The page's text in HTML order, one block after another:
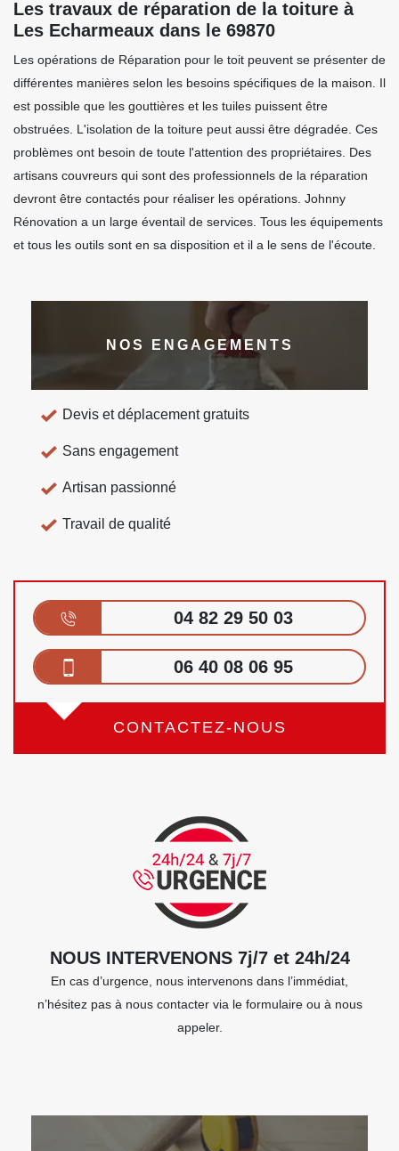
Les travaux de réparation de la toiture à
Les Echarmeaux dans le 69870
Les opérations de Réparation pour le toit peuvent se présenter de
différentes manières selon les besoins spécifiques de la maison. Il
est possible que les gouttières et les tuiles puissent être
obstruées. L'isolation de la toiture peut aussi être dégradée. Ces
problèmes ont besoin de toute l'attention des propriétaires. Des
artisans couvreurs qui sont des professionnels de la réparation
devront être contactés pour réaliser les opérations. Johnny
Rénovation a un large éventail de services. Tous les équipements
et tous les outils sont en sa disposition et il a le sens de l'écoute.
NOS ENGAGEMENTS
Devis et déplacement gratuits
Sans engagement
Artisan passionné
Travail de qualité
04 82 29 50 03
06 40 08 06 95
CONTACTEZ-NOUS
NOUS INTERVENONS 7j/7 et 24h/24
En cas d’urgence, nous intervenons dans l’immédiat,
n’hésitez pas à nous contacter via le formulaire ou à nous
appeler.